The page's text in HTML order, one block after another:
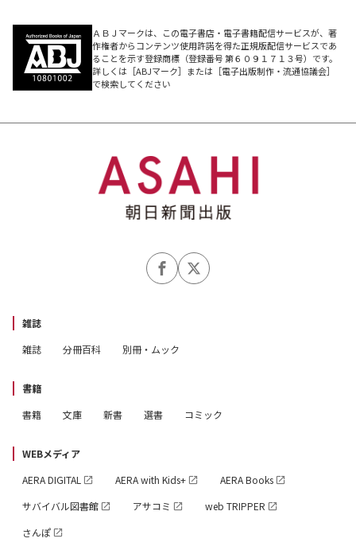
ＡＢＪマークは、この電子書店・電子書籍配信サービスが、著
作権者からコンテンツ使用許諾を得た正規版配信サービスであ
ることを示す登録商標（登録番号 第６０９１７１３号）です。
詳しくは［ABJマーク］または［電子出版制作・流通協議会］
で検索してください
雑誌
雑誌
分冊百科 別冊・ムック
書籍
書籍
文庫 新書 選書 コミック
WEBメディア
AERA DIGITAL
AERA with Kids+
AERA Books
サバイバル図書館
アサコミ
web TRIPPER
さんぽ